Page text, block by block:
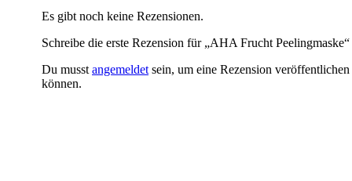
Es gibt noch keine Rezensionen.
Schreibe die erste Rezension für „AHA Frucht Peelingmaske“
Du musst angemeldet sein, um eine Rezension veröffentlichen
können.